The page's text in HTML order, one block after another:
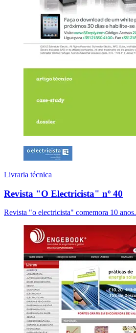
Livraria técnica
Revista "O Electricista" nº 40
Revista "o electricista" comemora 10 anos.